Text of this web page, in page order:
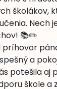
školákov,
Nech
📚✏️
a
potešila aj
škole a